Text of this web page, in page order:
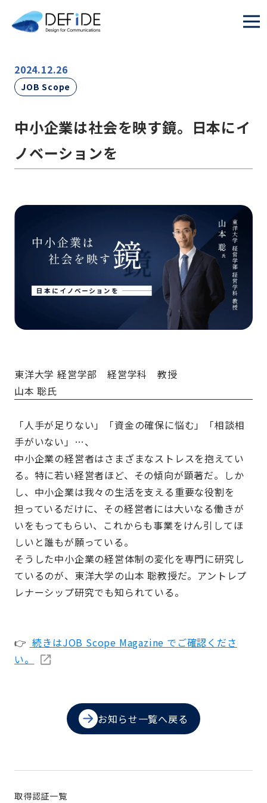
2024.12.26
JOB Scope
中小企業は社会を映す鏡。日本にイ
ノベーションを
東洋大学 経営学部 経営学科 教授
山本 聡氏
「人手が足りない」「資金の確保に悩む」「相談相
手がいない」…、
中小企業の経営者はさまざまなストレスを抱えてい
る。特に若い経営者ほど、その傾向が顕著だ。しか
し、中小企業は我々の生活を支える重要な役割を
担っているだけに、その経営者には大いなる働きが
いをもってもらい、これからも事業をけん引してほ
しいと誰もが願っている。
そうした中小企業の経営体制の変化を専門に研究し
ているのが、東洋大学の山本 聡教授だ。アントレプ
レナーシップ研究でも知られている。
👉 続きはJOB Scope Magazine でご確認くださ
い。
お知らせ一覧へ戻る
取得認証一覧